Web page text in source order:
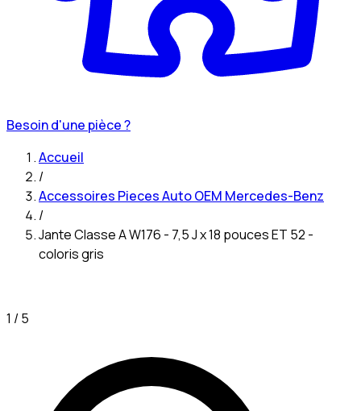
Besoin d'une pièce ?
Accueil
/
Accessoires Pieces Auto OEM Mercedes-Benz
/
Jante Classe A W176 - 7,5 J x 18 pouces ET 52 -
coloris gris
1 /5